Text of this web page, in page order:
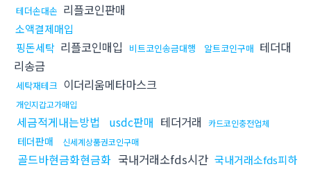
테더손대손 리플코인판매
소액결제매입
핑돈세탁 리플코인매입 비트코인송금대행 알트코인구매 테더대
리송금
세탁재테크 이더리움메타마스크
개인지갑고가매입
세금적게내는방법 usdc판매 테더거래 카드코인충전업체
테더판매 신세계상품권코인구매
골드바현금화현금화 국내거래소fds시간 국내거래소fds피하